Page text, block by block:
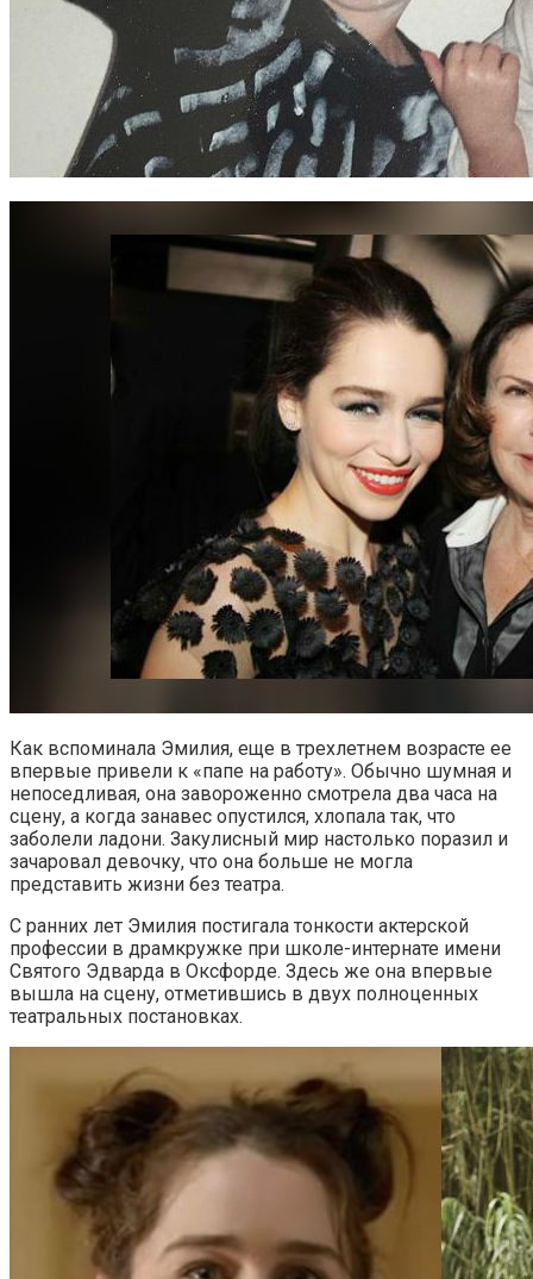
Как вспоминала Эмилия, еще в трехлетнем возрасте ее
впервые привели к «папе на работу». Обычно шумная и
непоседливая, она завороженно смотрела два часа на
сцену, а когда занавес опустился, хлопала так, что
заболели ладони. Закулисный мир настолько поразил и
зачаровал девочку, что она больше не могла
представить жизни без театра.
С ранних лет Эмилия постигала тонкости актерской
профессии в драмкружке при школе-интернате имени
Святого Эдварда в Оксфорде. Здесь же она впервые
вышла на сцену, отметившись в двух полноценных
театральных постановках.